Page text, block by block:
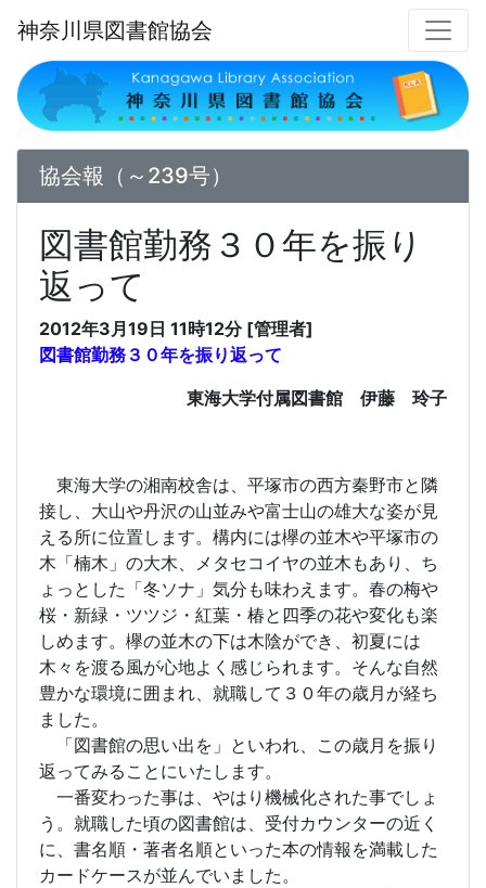
神奈川県図書館協会
協会報（～239号）
図書館勤務３０年を振り
返って
2012年3月19日 11時12分 [管理者]
図書館勤務３０年を振り返って
東海大学付属図書館 伊藤 玲子
東海大学の湘南校舎は、平塚市の西方秦野市と隣
接し、大山や丹沢の山並みや富士山の雄大な姿が見
える所に位置します。構内には欅の並木や平塚市の
木「楠木」の大木、メタセコイヤの並木もあり、ち
ょっとした「冬ソナ」気分も味わえます。春の梅や
桜・新緑・ツツジ・紅葉・椿と四季の花や変化も楽
しめます。欅の並木の下は木陰ができ、初夏には
木々を渡る風が心地よく感じられます。そんな自然
豊かな環境に囲まれ、就職して３０年の歳月が経ち
ました。
「図書館の思い出を」といわれ、この歳月を振り
返ってみることにいたします。
一番変わった事は、やはり機械化された事でしょ
う。就職した頃の図書館は、受付カウンターの近く
に、書名順・著者名順といった本の情報を満載した
カードケースが並んでいました。